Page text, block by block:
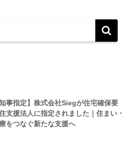
知事指定】株式会社Siegが住宅確保要
支援法人に指定されました｜住まい・
をつなぐ新たな支援へ